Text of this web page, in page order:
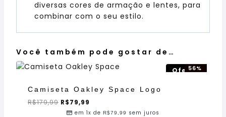
diversas cores de armação e lentes, para
combinar com o seu estilo.
Você também pode gostar de…
Oferta!
56%
OFF!
Camiseta Oakley Space Logo
R$179,99 R$79,99
em 1x de R$79,99 sem juros